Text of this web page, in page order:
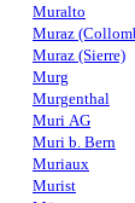
Muralto
Muraz
Muraz (Sierre)
Murg
Murgenthal
Muri AG
Muri b. Bern
Muriaux
Murist